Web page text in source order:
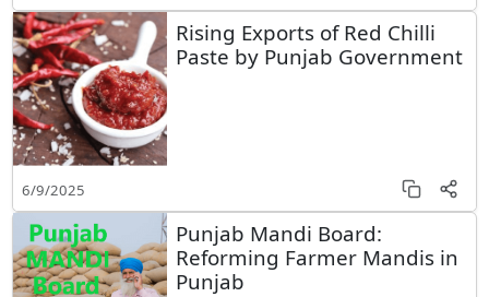
Rising Exports of Red Chilli
Paste by Punjab Government
6/9/2025
Punjab Mandi Board:
Reforming Farmer Mandis in
Punjab